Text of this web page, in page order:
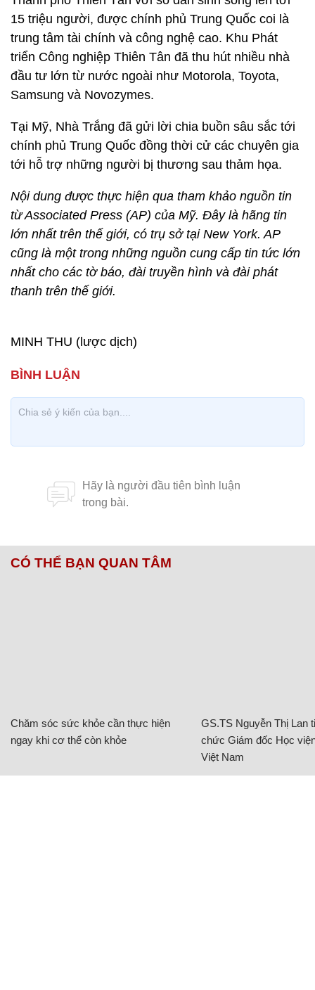
15 triệu người, được chính phủ Trung Quốc coi là
trung tâm tài chính và công nghệ cao. Khu Phát
triển Công nghiệp Thiên Tân đã thu hút nhiều nhà
đầu tư lớn từ nước ngoài như Motorola, Toyota,
Samsung và Novozymes.
Tại Mỹ, Nhà Trắng đã gửi lời chia buồn sâu sắc tới
chính phủ Trung Quốc đồng thời cử các chuyên gia
tới hỗ trợ những người bị thương sau thảm họa.
Nội dung được thực hiện qua tham khảo nguồn tin
từ Associated Press (AP) của Mỹ. Đây là hãng tin
lớn nhất trên thế giới, có trụ sở tại New York. AP
cũng là một trong những nguồn cung cấp tin tức lớn
nhất cho các tờ báo, đài truyền hình và đài phát
thanh trên thế giới.
MINH THU (lược dịch)
CÓ THỂ BẠN QUAN TÂM
Chăm sóc sức khỏe cần thực hiện
ngay khi cơ thể còn khỏe
GS.TS Nguyễn Thị Lan
chức Giám đốc Học
Việt Nam